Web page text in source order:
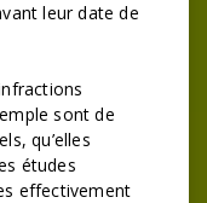
leur date de
sont de
qu’elles
études
effectivement